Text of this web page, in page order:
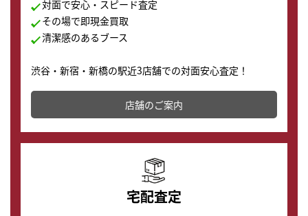
対面で安心・スピード査定
その場で即現金買取
清潔感のあるブース
渋谷・新宿・新橋の駅近3店舗での対面安心査定！
その場で現金買取致します。渋谷本店では、時計販売の
店舗を併設しており、下取りに出してお得に新しい時計
の購入もできます♪
店舗のご案内
宅配査定